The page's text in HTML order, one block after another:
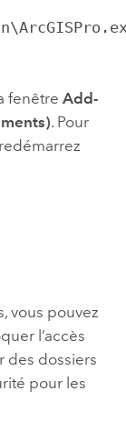
fenêtre Add-
. Pour
vous pouvez
l’accès
des dossiers
pour les